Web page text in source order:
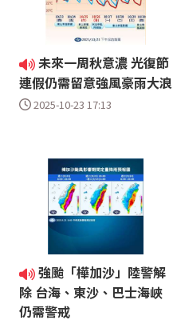
未來一周秋意濃 光復節
連假仍需留意強風豪雨大浪
2025-10-23 17:13
強颱「樺加沙」陸警解
除 台海、東沙、巴士海峽
仍需警戒